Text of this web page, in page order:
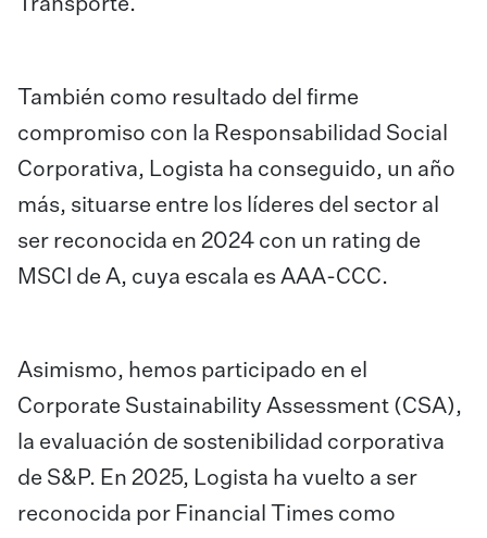
Transporte.
También como resultado del firme
compromiso con la Responsabilidad Social
Corporativa, Logista ha conseguido, un año
más, situarse entre los líderes del sector al
ser reconocida en 2024 con un rating de
MSCI de A, cuya escala es AAA-CCC.
Asimismo, hemos participado en el
Corporate Sustainability Assessment (CSA),
la evaluación de sostenibilidad corporativa
de S&P. En 2025, Logista ha vuelto a ser
reconocida por Financial Times como